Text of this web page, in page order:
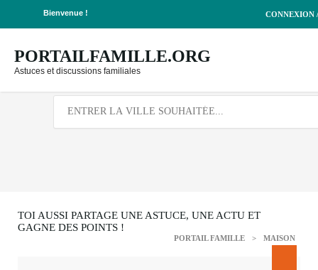
Deprecated: json_decode(): Passing null to parameter #1
($json) of type string is deprecated in
on line39
Bienvenue ! CONNEXION
PORTAILFAMILLE.ORG
Astuces et discussions familiales
TOI AUSSI PARTAGE UNE ASTUCE, UNE ACTU ET
GAGNE DES POINTS !
PORTAIL FAMILLE > MAISON